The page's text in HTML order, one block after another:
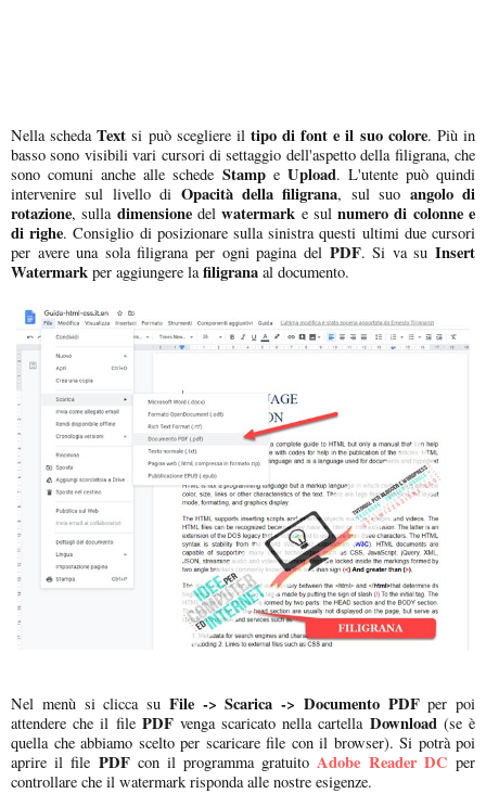
Nella schedaText si può scegliere iltipo di font e il suo colore. Più in
basso sono visibili vari cursori di settaggio dell'aspetto della filigrana, che
sono comuni anche alle schede Stampe Upload. L'utente può quindi
intervenire sul livello di Opacità della filigrana, sul suo angolo di
rotazione, sulla dimensionedelwatermark e sulnumero di colonne e
di righe. Consiglio di posizionare sulla sinistra questi ultimi due cursori
per avere una sola filigrana per ogni pagina del PDF. Si va suInsert
Watermark per aggiungere lafiligrana al documento.
Nel menù si clicca su File -> Scarica -> Documento PDFper poi
attendere che il filePDFvenga scaricato nella cartellaDownload(se è
quella che abbiamo scelto per scaricare file con il browser). Si potrà poi
aprire il file PDF con il programma gratuitoAdobe Reader DC per
controllare che il watermark risponda alle nostre esigenze.